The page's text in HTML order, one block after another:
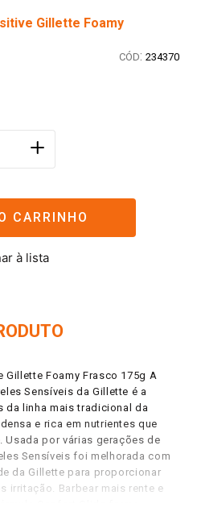
Gillette Foamy
: 234370
＋
CARRINHO
Gillette Foamy Frasco 175g A
Sensíveis da Gillette é a
da linha mais tradicional da
e rica em nutrientes que
Usada por várias gerações de
Sensíveis foi melhorada com
da Gillette para proporcionar
irritação. Barbear mais rente e